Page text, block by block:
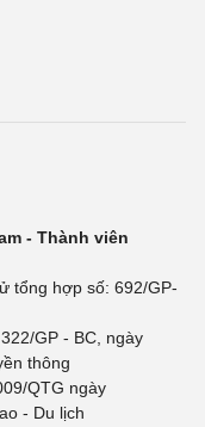
- Thành viên
tổng hợp số: 692/GP-
GP - BC, ngày
thông
QTG ngày
- Du lịch